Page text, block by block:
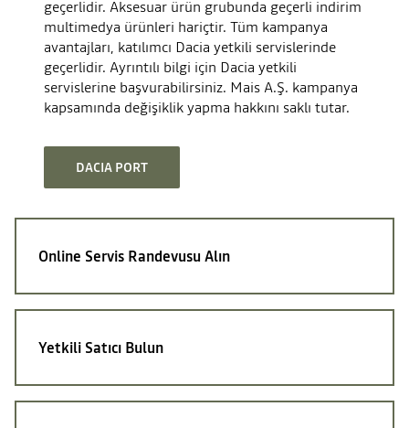
geçerlidir. Aksesuar ürün grubunda geçerli indirim
multimedya ürünleri hariçtir. Tüm kampanya
avantajları, katılımcı Dacia yetkili servislerinde
geçerlidir. Ayrıntılı bilgi için Dacia yetkili
servislerine başvurabilirsiniz. Mais A.Ş. kampanya
kapsamında değişiklik yapma hakkını saklı tutar.
DACIA PORT
Online Servis Randevusu Alın
Yetkili Satıcı Bulun